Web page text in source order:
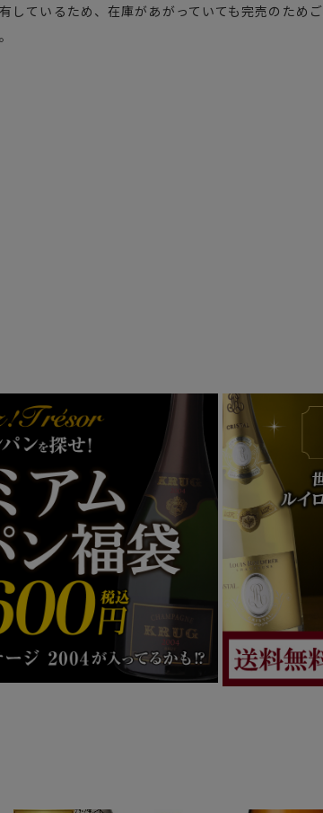
しているため、在庫があがっていても完売のため